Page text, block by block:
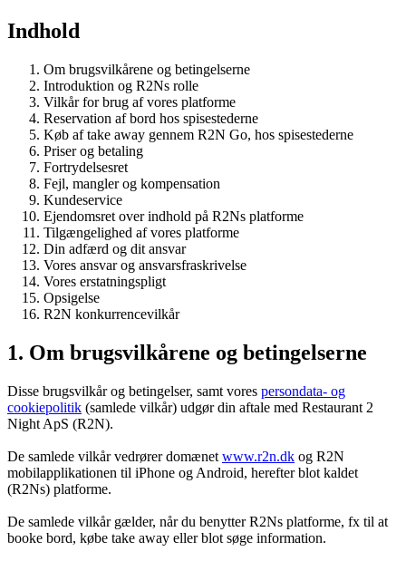
Indhold
Om brugsvilkårene og betingelserne
Introduktion og R2Ns rolle
Vilkår for brug af vores platforme
Reservation af bord hos spisestederne
Køb af take away gennem R2N Go, hos spisestederne
Priser og betaling
Fortrydelsesret
Fejl, mangler og kompensation
Kundeservice
Ejendomsret over indhold på R2Ns platforme
Tilgængelighed af vores platforme
Din adfærd og dit ansvar
Vores ansvar og ansvarsfraskrivelse
Vores erstatningspligt
Opsigelse
R2N konkurrencevilkår
1. Om brugsvilkårene og betingelserne
Disse brugsvilkår og betingelser, samt vores persondata- og
cookiepolitik (samlede vilkår) udgør din aftale med Restaurant 2
Night ApS (R2N).
De samlede vilkår vedrører domænet www.r2n.dk og R2N
mobilapplikationen til iPhone og Android, herefter blot kaldet
(R2Ns) platforme.
De samlede vilkår gælder, når du benytter R2Ns platforme, fx til at
booke bord, købe take away eller blot søge information.